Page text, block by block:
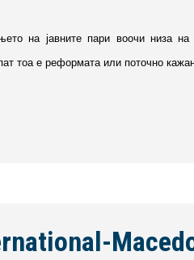
на јавните пари воочи низа на
тоа е реформата или поточно